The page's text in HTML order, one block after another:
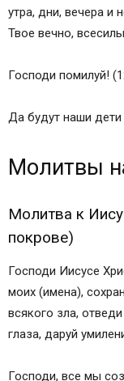
утра, дни, вечера и
Твое вечно,
Господи помилуй!
Да будут наши
Молитвы
Молитва к
покрове)
Господи Иисусе
моих (имена),
всякого зла,
глаза, даруй
Господи, все мы